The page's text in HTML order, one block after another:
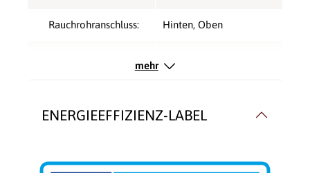
Rauchrohranschluss: Hinten, Oben
Warmluftverteilung: mit Gebläse
mehr
ENERGIEEFFIZIENZ-LABEL